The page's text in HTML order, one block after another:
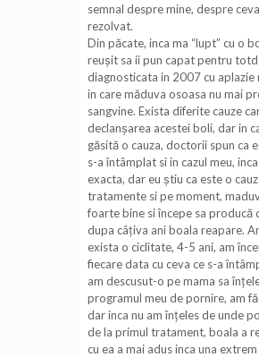
semnal despre mine, despre
rezolvat.
Din păcate, inca ma “lupt” cu o
reușit sa ii pun capat pentru
diagnosticata in 2007 cu aplazie
in care măduva osoasa nu mai
sangvine. Exista diferite cauze
declanșarea acestei boli, dar in
găsită o cauza, doctorii spun ca
s-a întâmplat si in cazul meu,
exacta, dar eu știu ca este o
tratamente si pe moment,
foarte bine si începe sa producă
dupa câțiva ani boala reapare.
exista o ciclitate, 4-5 ani, am
fiecare data cu ceva ce s-a
am descusut-o pe mama sa
programul meu de pornire, am
dar inca nu am înțeles de unde
de la primul tratament, boala a
cu ea a mai adus inca una